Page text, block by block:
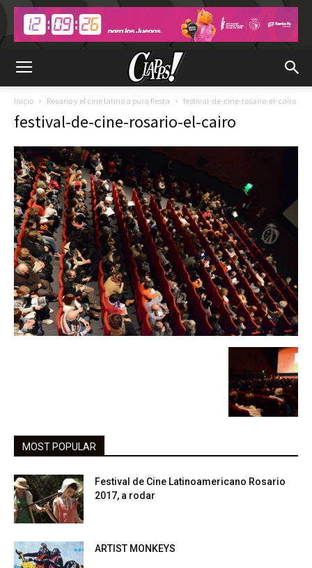
Inicio Rosario y el cine latino a pura fiesta festival-de-cine-rosario-el-cairo
festival-de-cine-rosario-el-cairo
MOST POPULAR
Festival de Cine Latinoamericano Rosario
2017, a rodar
ARTIST MONKEYS